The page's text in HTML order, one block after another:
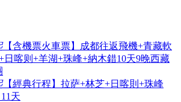
【含機票火車票】成都往返飛機+青藏軟
日喀则+羊湖+珠峰+納木錯10天9晚西藏
【經典行程】拉萨+林芝+日喀則+珠峰
天